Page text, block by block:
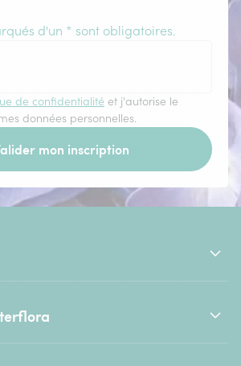
d'un * sont obligatoires.
de confidentialité et j'autorise le
données personnelles.
mon inscription